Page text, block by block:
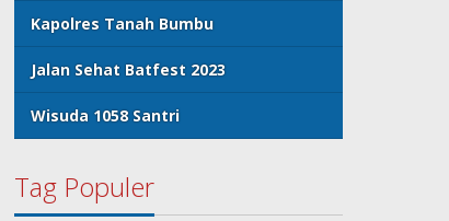
Kapolres Tanah Bumbu
Jalan Sehat Batfest 2023
Wisuda 1058 Santri
Tag Populer